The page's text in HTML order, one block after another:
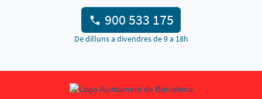
900 533 175
De dilluns a divendres de 9 a 18h